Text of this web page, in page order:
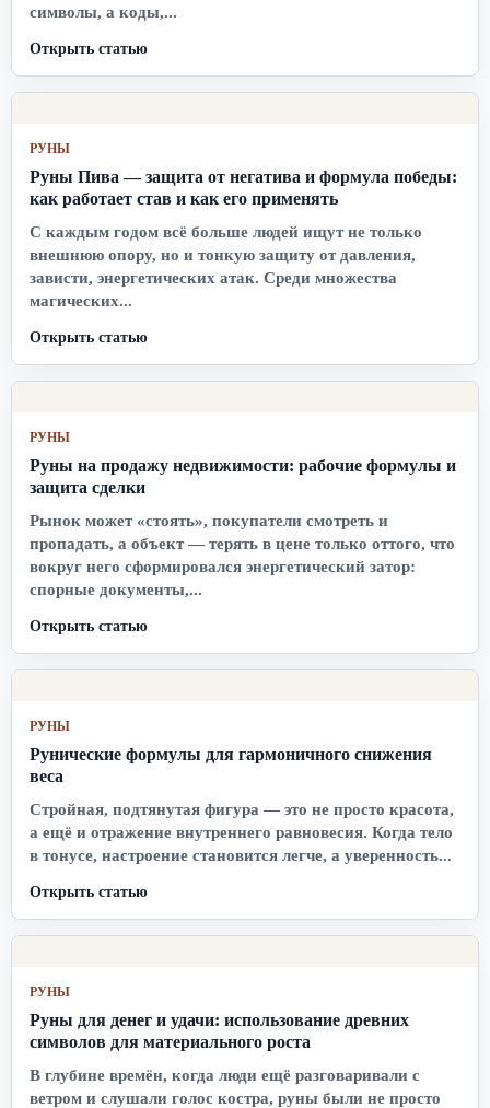
символы, а коды,...
Открыть статью
РУНЫ
Руны Пива — защита от негатива и формула победы:
как работает став и как его применять
С каждым годом всё больше людей ищут не только
внешнюю опору, но и тонкую защиту от давления,
зависти, энергетических атак. Среди множества
магических...
Открыть статью
РУНЫ
Руны на продажу недвижимости: рабочие формулы и
защита сделки
Рынок может «стоять», покупатели смотреть и
пропадать, а объект — терять в цене только оттого, что
вокруг него сформировался энергетический затор:
спорные документы,...
Открыть статью
РУНЫ
Рунические формулы для гармоничного снижения
веса
Стройная, подтянутая фигура — это не просто красота,
а ещё и отражение внутреннего равновесия. Когда тело
в тонусе, настроение становится легче, а уверенность...
Открыть статью
РУНЫ
Руны для денег и удачи: использование древних
символов для материального роста
В глубине времён, когда люди ещё разговаривали с
ветром и слушали голос костра, руны были не просто